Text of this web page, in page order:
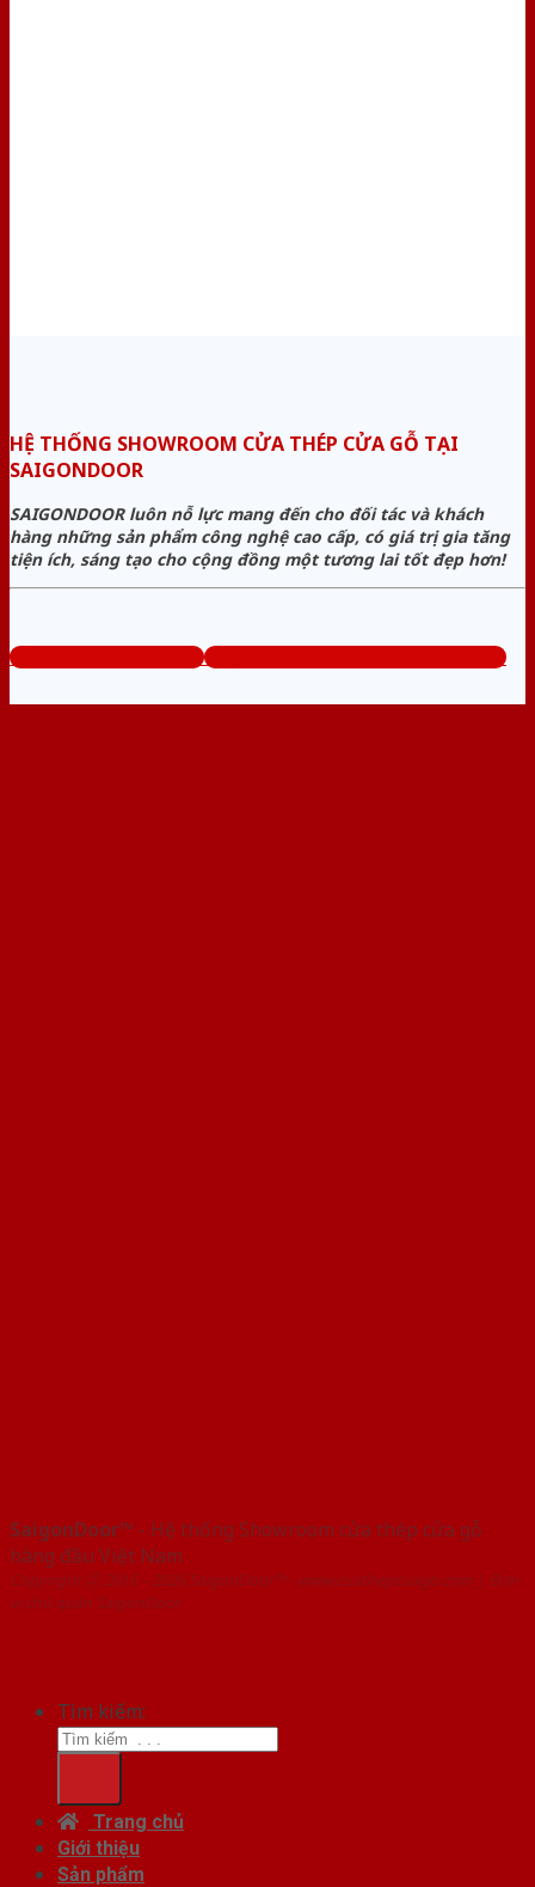
HỆ THỐNG SHOWROOM CỬA THÉP CỬA GỖ TẠI
SAIGONDOOR
SAIGONDOOR luôn nỗ lực mang đến cho đối tác và khách
hàng những sản phẩm công nghệ cao cấp, có giá trị gia tăng
tiện ích, sáng tạo cho cộng đồng một tương lai tốt đẹp hơn!
www.cuathepcuago.com Tổng đài tư vấn miễn phí: 0824.400.400
SaigonDoor™ - Hệ thống Showroom cửa thép cửa gỗ
hàng đầu Việt Nam
Copyright ⓒ 2016 – 2026 SaigonDoor™ - www.cuathepcuago.com | Đơn
vị chủ quản SaigonDoor
Tìm kiếm:
Trang chủ
Giới thiệu
Sản phẩm